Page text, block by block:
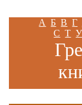
А Б В Г
С Т У